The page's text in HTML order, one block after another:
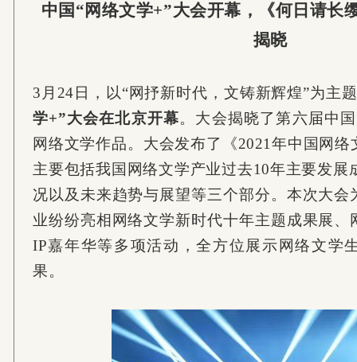
中国“网络文学+”大会开幕，《何日请长
揭晓
3月24日，以“网抒新时代，文铸新辉煌”为主
学+”大会在北京开幕。大会揭晓了第六届中
网络文学作品。大会发布了《2021年中国网
主要包括我国网络文学产业过去10年主要发展
况以及未来趋势与展望等三个部分。本次大会
业纷纷亮相网络文学新时代十年主题成果展、
IP嘉年华等多项活动，全方位展示网络文学
果。